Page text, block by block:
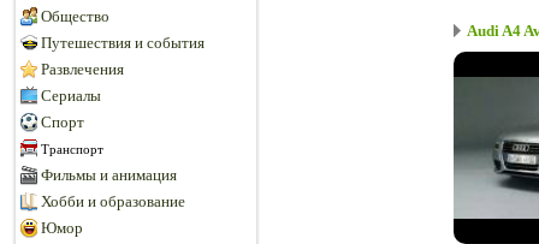
Общество
Путешествия и события
Развлечения
Сериалы
Спорт
Транспорт
Фильмы и анимация
Хобби и образование
Юмор
Audi A4